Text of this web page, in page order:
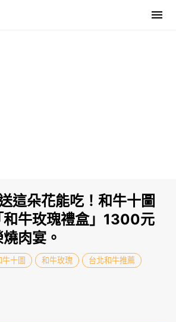
這朵花能吃！和牛十圖
和牛玫瑰禮盒」1300元
肉宴。
牛十圖 和牛玫瑰 台北和牛推薦